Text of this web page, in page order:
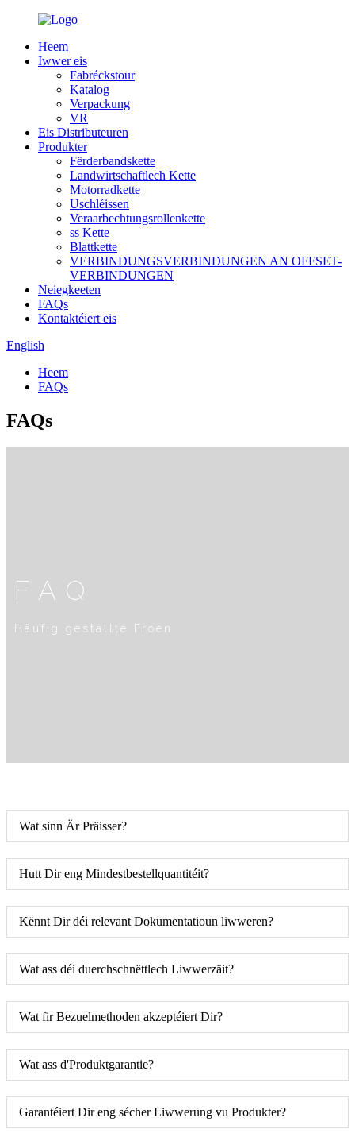
Heem
Iwwer eis
Fabréckstour
Katalog
Verpackung
VR
Eis Distributeuren
Produkter
Fërderbandskette
Landwirtschaftlech Kette
Motorradkette
Uschléissen
Veraarbechtungsrollenkette
ss Kette
Blattkette
VERBINDUNGSVERBINDUNGEN AN OFFSET-
VERBINDUNGEN
Neiegkeeten
FAQs
Kontaktéiert eis
English
Heem
FAQs
FAQs
FAQ
Häufig gestallte Froen
Wat sinn Är Präisser?
Hutt Dir eng Mindestbestellquantitéit?
Kënnt Dir déi relevant Dokumentatioun liwweren?
Wat ass déi duerchschnëttlech Liwwerzäit?
Wat fir Bezuelmethoden akzeptéiert Dir?
Wat ass d'Produktgarantie?
Garantéiert Dir eng sécher Liwwerung vu Produkter?